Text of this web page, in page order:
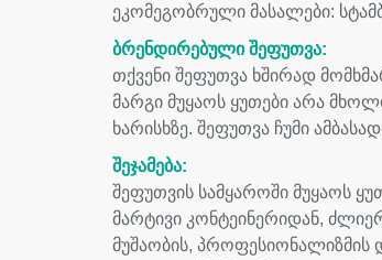
ᲔᲙᲝᲛᲔᲒᲝᲑᲠᲣᲚᲘ ᲛᲐᲡᲐᲚᲔᲑᲘ:
ᲑᲠᲔᲜᲓᲘᲠᲔᲑᲣᲚᲘ ᲨᲔᲤᲣᲗᲕᲐ:
თქვენი შეფუთვა ხშირად
მარგი მუყაოს ყუთები არა
ხარისხზე. შეფუთვა ჩუმი
ᲨᲔᲯᲐᲛᲔᲑᲐ:
შეფუთვის სამყაროში მუყაოს
მარტივი კონტეინერიდან,
მუშაობის, პროფესიონალიზმის